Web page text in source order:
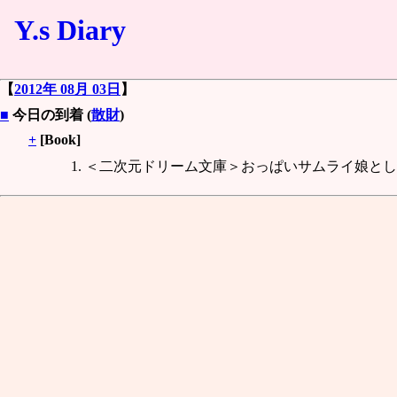
Y.s Diary
【2012年 08月 03日 】
■ 今日の到着 (散財)
+ [Book]
＜二次元ドリーム文庫＞おっぱいサムライ娘と